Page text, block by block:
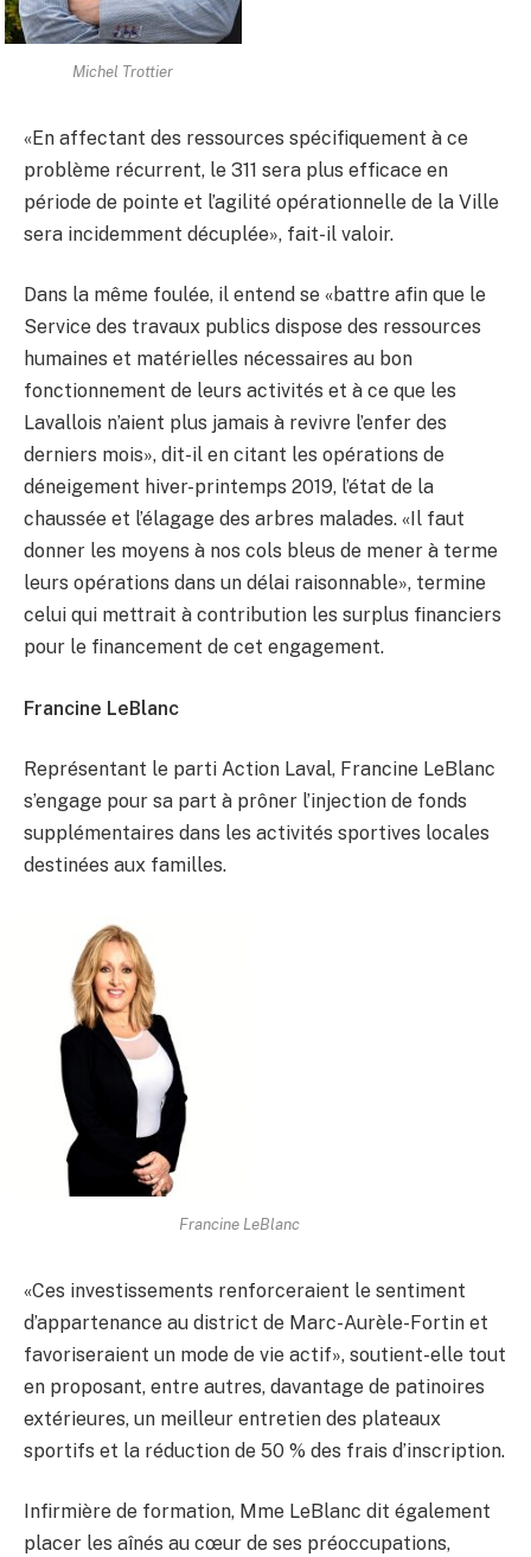
Michel Trottier
«En affectant des ressources spécifiquement à ce
problème récurrent, le 311 sera plus efficace en
période de pointe et l’agilité opérationnelle de la Ville
sera incidemment décuplée», fait-il valoir.
Dans la même foulée, il entend se «battre afin que le
Service des travaux publics dispose des ressources
humaines et matérielles nécessaires au bon
fonctionnement de leurs activités et à ce que les
Lavallois n’aient plus jamais à revivre l’enfer des
derniers mois», dit-il en citant les opérations de
déneigement hiver-printemps 2019, l’état de la
chaussée et l’élagage des arbres malades. «Il faut
donner les moyens à nos cols bleus de mener à terme
leurs opérations dans un délai raisonnable», termine
celui qui mettrait à contribution les surplus financiers
pour le financement de cet engagement.
Francine LeBlanc
Représentant le parti Action Laval, Francine LeBlanc
s’engage pour sa part à prôner l’injection de fonds
supplémentaires dans les activités sportives locales
destinées aux familles.
Francine LeBlanc
«Ces investissements renforceraient le sentiment
d’appartenance au district de Marc-Aurèle-Fortin et
favoriseraient un mode de vie actif», soutient-elle tout
en proposant, entre autres, davantage de patinoires
extérieures, un meilleur entretien des plateaux
sportifs et la réduction de 50 % des frais d’inscription.
Infirmière de formation, Mme LeBlanc dit également
placer les aînés au cœur de ses préoccupations,